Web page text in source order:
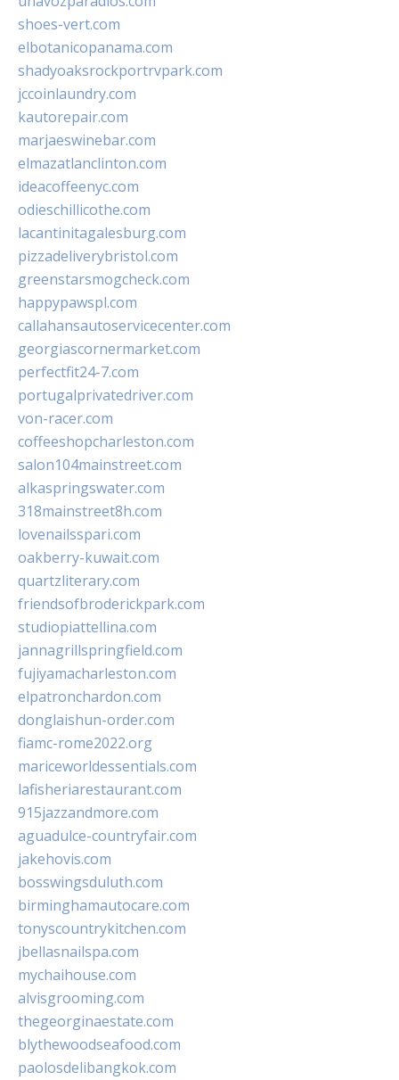
shoes-vert.com
elbotanicopanama.com
shadyoaksrockportrvpark.com
jccoinlaundry.com
kautorepair.com
marjaeswinebar.com
elmazatlanclinton.com
ideacoffeenyc.com
odieschillicothe.com
lacantinitagalesburg.com
pizzadeliverybristol.com
greenstarsmogcheck.com
happypawspl.com
callahansautoservicecenter.com
georgiascornermarket.com
perfectfit24-7.com
portugalprivatedriver.com
von-racer.com
coffeeshopcharleston.com
salon104mainstreet.com
alkaspringswater.com
318mainstreet8h.com
lovenailsspari.com
oakberry-kuwait.com
quartzliterary.com
friendsofbroderickpark.com
studiopiattellina.com
jannagrillspringfield.com
fujiyamacharleston.com
elpatronchardon.com
donglaishun-order.com
fiamc-rome2022.org
mariceworldessentials.com
lafisheriarestaurant.com
915jazzandmore.com
aguadulce-countryfair.com
jakehovis.com
bosswingsduluth.com
birminghamautocare.com
tonyscountrykitchen.com
jbellasnailspa.com
mychaihouse.com
alvisgrooming.com
thegeorginaestate.com
blythewoodseafood.com
paolosdelibangkok.com